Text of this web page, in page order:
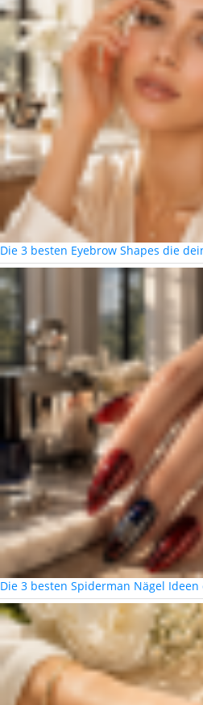
Die 3 besten Eyebrow Shapes die
Die 3 besten Spiderman Nägel